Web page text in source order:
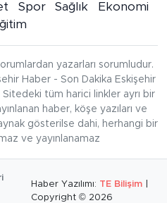
Spor Sağlık
Ekonomi
yazarları sorumludur.
Haber - Son Dakika Eskişehir
tüm harici linkler ayrı bir
haber, köşe yazıları ve
gösterilse dahi, herhangi bir
ve yayınlanamaz
Haber Yazılımı: TE Bilişim
Copyright © 2026